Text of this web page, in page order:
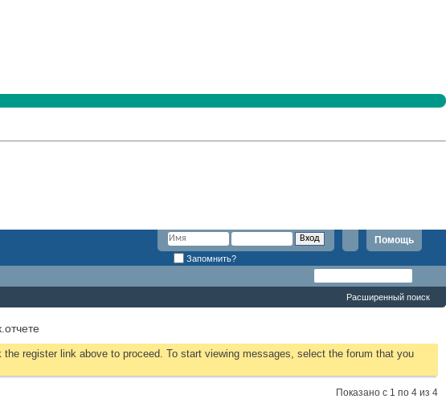
Помощь
Запомнить?
Расширенный поиск
the register link above to proceed. To start viewing messages, select the forum that you
Показано с 1 по 4 из 4